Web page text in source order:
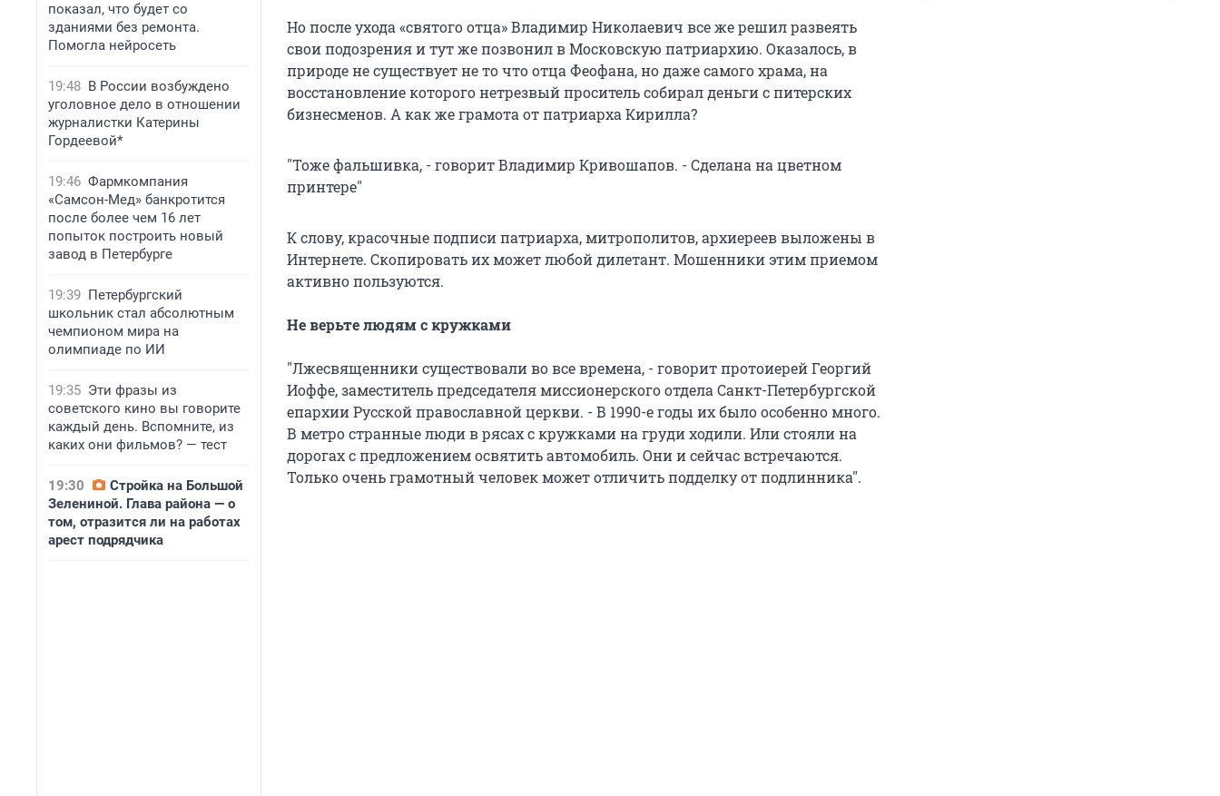
показал, что будет со
зданиями без ремонта.
Помогла нейросеть
19:48 В России возбуждено
уголовное дело в отношении
журналистки Катерины
Гордеевой*
19:46 Фармкомпания
«Самсон-Мед» банкротится
после более чем 16 лет
попыток построить новый
завод в Петербурге
19:39 Петербургский
школьник стал абсолютным
чемпионом мира на
олимпиаде по ИИ
19:35 Эти фразы из
советского кино вы говорите
каждый день. Вспомните, из
каких они фильмов? — тест
19:30
Стройка на Большой
Зелениной. Глава района — о
том, отразится ли на работах
арест подрядчика
Но после ухода «святого отца» Владимир Николаевич все же решил развеять
свои подозрения и тут же позвонил в Московскую патриархию. Оказалось, в
природе не существует не то что отца Феофана, но даже самого храма, на
восстановление которого нетрезвый проситель собирал деньги с питерских
бизнесменов. А как же грамота от патриарха Кирилла?
"Тоже фальшивка, - говорит Владимир Кривошапов. - Сделана на цветном
принтере"
К слову, красочные подписи патриарха, митрополитов, архиереев выложены в
Интернете. Скопировать их может любой дилетант. Мошенники этим приемом
активно пользуются.
Не верьте людям с кружками
"Лжесвященники существовали во все времена, - говорит протоиерей Георгий
Иоффе, заместитель председателя миссионерского отдела Санкт-Петербургской
епархии Русской православной церкви. - В 1990-е годы их было особенно много.
В метро странные люди в рясах с кружками на груди ходили. Или стояли на
дорогах с предложением освятить автомобиль. Они и сейчас встречаются.
Только очень грамотный человек может отличить подделку от подлинника".